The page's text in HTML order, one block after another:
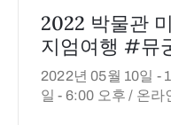
2022 박물관
지엄여행 #뮤
2022년 05월 10일 -
일 - 6:00 오후 / 온라